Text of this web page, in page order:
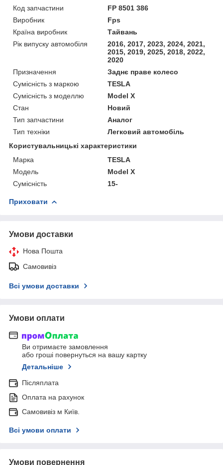
Код запчастини
FP 8501 386
Виробник
Fps
Країна виробник
Тайвань
Рік випуску автомобіля
2016, 2017, 2023, 2024, 2021,
2015, 2019, 2025, 2018, 2022,
2020
Призначення
Заднє праве колесо
Сумісність з маркою
TESLA
Сумісність з моделлю
Model X
Стан
Новий
Тип запчастини
Аналог
Тип техніки
Легковий автомобіль
Користувальницькі характеристики
Марка
TESLA
Мoдель
Model X
Сумісність
15-
Приховати
Умови доставки
Нова Пошта
Самовивіз
Всі умови доставки
Умови оплати
Ви отримаєте замовлення
або гроші повернуться на вашу картку
Детальніше
Післяплата
Оплата на рахунок
Самовивіз м Київ.
Всі умови оплати
Умови повернення